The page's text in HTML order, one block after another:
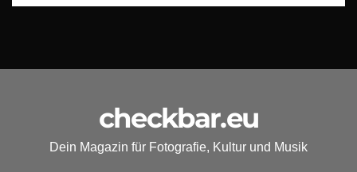
checkbar.eu
Dein Magazin für Fotografie, Kultur und Musik